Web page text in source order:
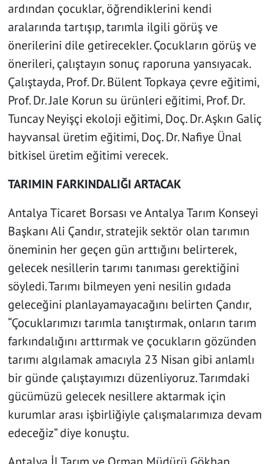
ardından çocuklar, öğrendiklerini kendi
aralarında tartışıp, tarımla ilgili görüş ve
önerilerini dile getirecekler. Çocukların görüş ve
önerileri, çalıştayın sonuç raporuna yansıyacak.
Çalıştayda, Prof. Dr. Bülent Topkaya çevre eğitimi,
Prof. Dr. Jale Korun su ürünleri eğitimi, Prof. Dr.
Tuncay Neyişçi ekoloji eğitimi, Doç. Dr. Aşkın Galiç
hayvansal üretim eğitimi, Doç. Dr. Nafiye Ünal
bitkisel üretim eğitimi verecek.
TARIMIN FARKINDALIĞI ARTACAK
Antalya Ticaret Borsası ve Antalya Tarım Konseyi
Başkanı Ali Çandır, stratejik sektör olan tarımın
öneminin her geçen gün arttığını belirterek,
gelecek nesillerin tarımı tanıması gerektiğini
söyledi. Tarımı bilmeyen yeni nesilin gıdada
geleceğini planlayamayacağını belirten Çandır,
“Çocuklarımızı tarımla tanıştırmak, onların tarım
farkındalığını arttırmak ve çocukların gözünden
tarımı algılamak amacıyla 23 Nisan gibi anlamlı
bir günde çalıştayımızı düzenliyoruz. Tarımdaki
gücümüzü gelecek nesillere aktarmak için
kurumlar arası işbirliğiyle çalışmalarımıza devam
edeceğiz” diye konuştu.